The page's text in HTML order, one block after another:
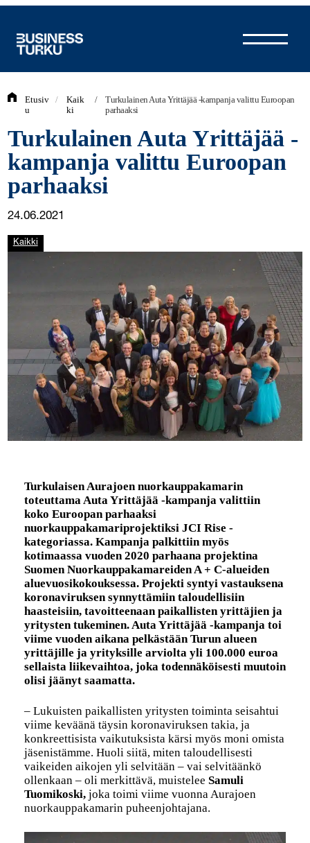
Etusiv
u
/
Kaik
ki
/
Turkulainen Auta Yrittäjää -kampanja valittu Euroopan
parhaaksi
Turkulainen Auta Yrittäjää -
kampanja valittu Euroopan
parhaaksi
24.06.2021
Kaikki
Turkulaisen Aurajoen nuorkauppakamarin
toteuttama Auta Yrittäjää -kampanja valittiin
koko Euroopan parhaaksi
nuorkauppakamariprojektiksi JCI Rise -
kategoriassa. Kampanja palkittiin myös
kotimaassa vuoden 2020 parhaana projektina
Suomen Nuorkauppakamareiden A + C-alueiden
aluevuosikokouksessa. Projekti syntyi vastauksena
koronaviruksen synnyttämiin taloudellisiin
haasteisiin, tavoitteenaan paikallisten yrittäjien ja
yritysten tukeminen. Auta Yrittäjää -kampanja toi
viime vuoden aikana pelkästään Turun alueen
yrittäjille ja yrityksille arviolta yli 100.000 euroa
sellaista liikevaihtoa, joka todennäköisesti muutoin
olisi jäänyt saamatta.
– Lukuisten paikallisten yritysten toiminta seisahtui
viime keväänä täysin koronaviruksen takia, ja
konkreettisista vaikutuksista kärsi myös moni omista
jäsenistämme. Huoli siitä, miten taloudellisesti
vaikeiden aikojen yli selvitään – vai selvitäänkö
ollenkaan – oli merkittävä, muistelee Samuli
Tuomikoski, joka toimi viime vuonna Aurajoen
nuorkauppakamarin puheenjohtajana.